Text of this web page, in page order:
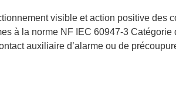
visible et action positive
à la norme NF IEC 60947-3
auxiliaire d’alarme ou de